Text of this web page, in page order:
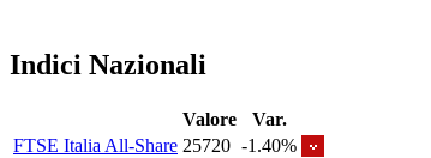
Indici Nazionali
Valore
Var.
FTSE Italia All-Share 25720 -1.40%